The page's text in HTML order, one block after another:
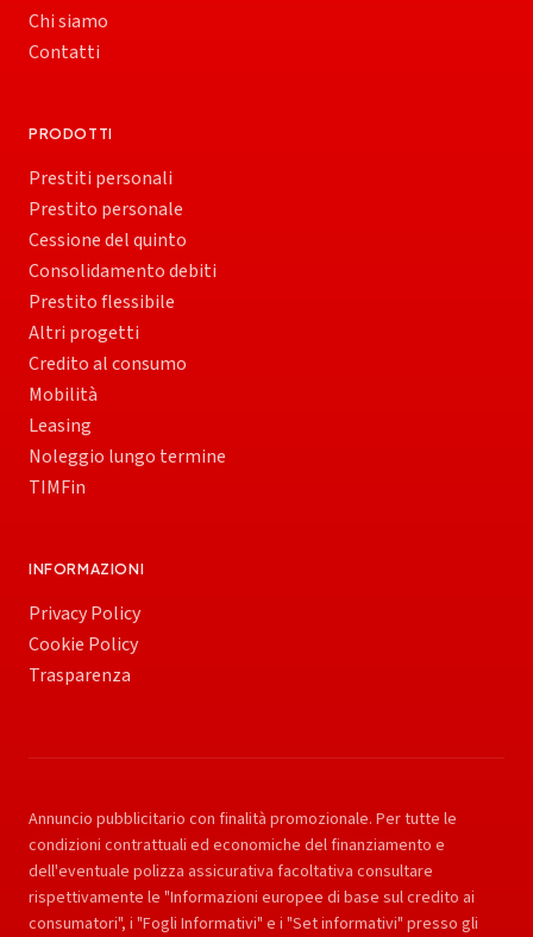
Chi siamo
Contatti
PRODOTTI
Prestiti personali
Prestito personale
Cessione del quinto
Consolidamento debiti
Prestito flessibile
Altri progetti
Credito al consumo
Mobilità
Leasing
Noleggio lungo termine
TIMFin
INFORMAZIONI
Privacy Policy
Cookie Policy
Trasparenza
Annuncio pubblicitario con finalità promozionale. Per tutte le
condizioni contrattuali ed economiche del finanziamento e
dell'eventuale polizza assicurativa facoltativa consultare
rispettivamente le "Informazioni europee di base sul credito ai
consumatori", i "Fogli Informativi" e i "Set informativi" presso gli